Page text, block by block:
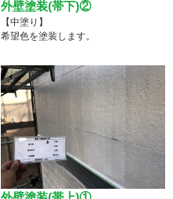
外壁塗装(帯下)②
【中塗り】
希望色を塗装します。